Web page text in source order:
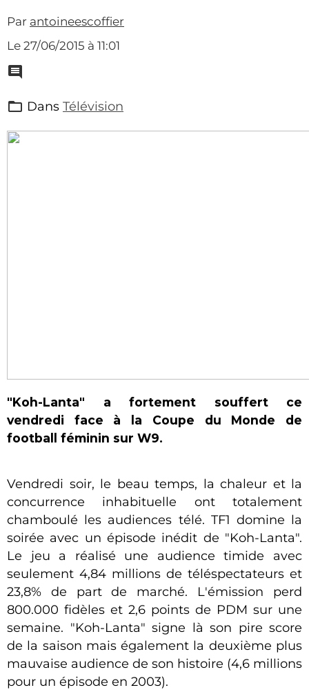
Par antoineescoffier
Le 27/06/2015 à 11:01
Dans Télévision
"Koh-Lanta" a fortement souffert ce
vendredi face à la Coupe du Monde de
football féminin sur W9.
Vendredi soir, le beau temps, la chaleur et la
concurrence inhabituelle ont totalement
chamboulé les audiences télé. TF1 domine la
soirée avec un épisode inédit de "Koh-Lanta".
Le jeu a réalisé une audience timide avec
seulement 4,84 millions de téléspectateurs et
23,8% de part de marché. L'émission perd
800.000 fidèles et 2,6 points de PDM sur une
semaine. "Koh-Lanta" signe là son pire score
de la saison mais également la deuxième plus
mauvaise audience de son histoire (4,6 millions
pour un épisode en 2003).